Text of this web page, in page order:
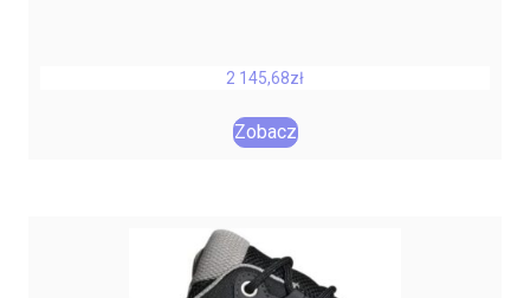
2 145,68zł
Zobacz